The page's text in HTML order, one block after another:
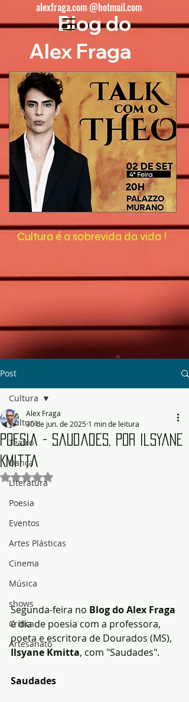
Cultura é a sobrevida da vida !
Blog do
Alex Fraga
alexfraga.com @hotmail.com
Post
Cultura
Teatro
Dança
Literatura
Poesia
Eventos
Artes Plásticas
Cinema
Música
shows
Crítica
Artesanato
Cultura
Poesia - Saudades, por Ilsyane
Kmitta
Alex Fraga
30 de jun. de 2025 1 min de leitura
Avaliado com NaN de 5 estrelas.
Segunda-feira no Blog do Alex Fraga
é dia de poesia com a professora,
poeta e escritora de Dourados (MS),
Ilsyane Kmitta, com "Saudades".
Saudades